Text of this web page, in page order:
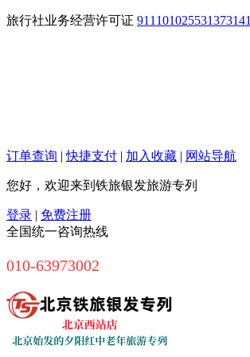
旅行社业务经营许可证 911101025531373141
订单查询 |快捷支付 | 加入收藏 | 网站导航
您好，欢迎来到铁旅银发旅游专列
登录 | 免费注册
全国统一咨询热线
010-63973002